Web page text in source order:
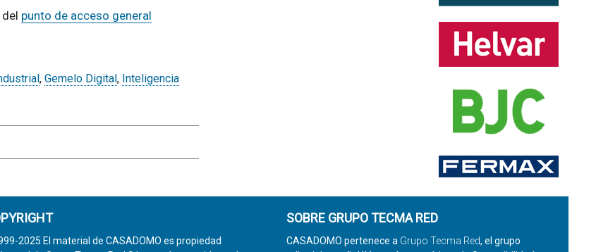
punto de acceso general
, Gemelo Digital , Inteligencia
2025 El material de CASADOMO es propiedad
SOBRE GRUPO TECMA RED
CASADOMO pertenece a Grupo Tecma Red, el grupo